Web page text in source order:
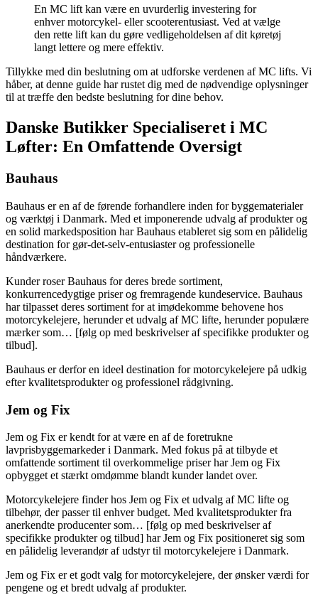
En MC lift kan være en uvurderlig investering for
enhver motorcykel- eller scooterentusiast. Ved at vælge
den rette lift kan du gøre vedligeholdelsen af dit køretøj
langt lettere og mere effektiv.
Tillykke med din beslutning om at udforske verdenen af MC lifts. Vi
håber, at denne guide har rustet dig med de nødvendige oplysninger
til at træffe den bedste beslutning for dine behov.
Danske Butikker Specialiseret i MC
Løfter: En Omfattende Oversigt
Bauhaus
Bauhaus er en af de førende forhandlere inden for byggematerialer
og værktøj i Danmark. Med et imponerende udvalg af produkter og
en solid markedsposition har Bauhaus etableret sig som en pålidelig
destination for gør-det-selv-entusiaster og professionelle
håndværkere.
Kunder roser Bauhaus for deres brede sortiment,
konkurrencedygtige priser og fremragende kundeservice. Bauhaus
har tilpasset deres sortiment for at imødekomme behovene hos
motorcykelejere, herunder et udvalg af MC lifte, herunder populære
mærker som… [følg op med beskrivelser af specifikke produkter og
tilbud].
Bauhaus er derfor en ideel destination for motorcykelejere på udkig
efter kvalitetsprodukter og professionel rådgivning.
Jem og Fix
Jem og Fix er kendt for at være en af de foretrukne
lavprisbyggemarkeder i Danmark. Med fokus på at tilbyde et
omfattende sortiment til overkommelige priser har Jem og Fix
opbygget et stærkt omdømme blandt kunder landet over.
Motorcykelejere finder hos Jem og Fix et udvalg af MC lifte og
tilbehør, der passer til enhver budget. Med kvalitetsprodukter fra
anerkendte producenter som… [følg op med beskrivelser af
specifikke produkter og tilbud] har Jem og Fix positioneret sig som
en pålidelig leverandør af udstyr til motorcykelejere i Danmark.
Jem og Fix er et godt valg for motorcykelejere, der ønsker værdi for
pengene og et bredt udvalg af produkter.